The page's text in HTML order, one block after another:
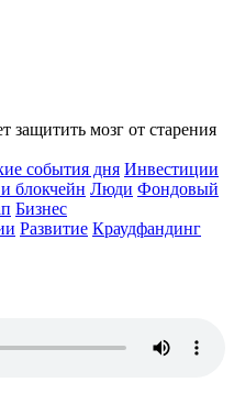
защитить мозг от старения
события дня Инвестиции
блокчейн Люди Фондовый
Бизнес
Развитие Краудфандинг